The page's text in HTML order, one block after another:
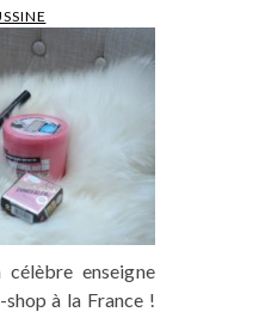
enseigne
shop à la France !